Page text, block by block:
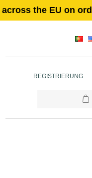
150€. 🚛
REGISTRIERUNG